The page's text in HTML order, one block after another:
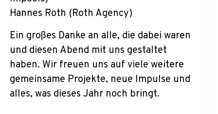
Hannes Roth (Roth Agency)
Ein großes Danke an alle, die dabei waren
und diesen Abend mit uns gestaltet
haben. Wir freuen uns auf viele weitere
gemeinsame Projekte, neue Impulse und
alles, was dieses Jahr noch bringt.